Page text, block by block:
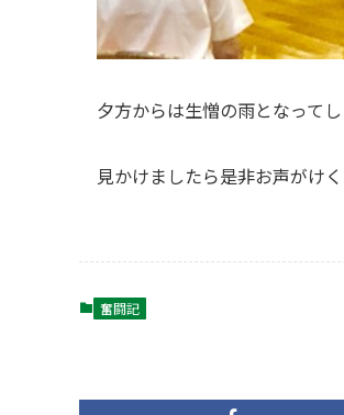
夕方からは生憎の雨となって
見かけましたら是非お声がけく
奮闘記